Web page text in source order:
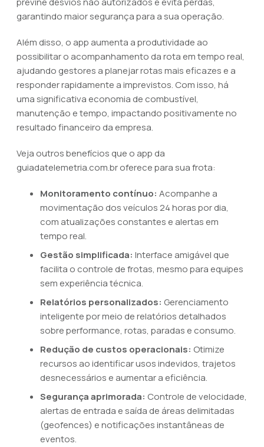
garantindo maior segurança para a sua operação.
Além disso, o app aumenta a produtividade ao
possibilitar o acompanhamento da rota em tempo real,
ajudando gestores a planejar rotas mais eficazes e a
responder rapidamente a imprevistos. Com isso, há
uma significativa economia de combustível,
manutenção e tempo, impactando positivamente no
resultado financeiro da empresa.
Veja outros benefícios que o app da
guiadatelemetria.com.br oferece para sua frota:
Monitoramento contínuo: Acompanhe a
movimentação dos veículos 24 horas por dia,
com atualizações constantes e alertas em
tempo real.
Gestão simplificada: Interface amigável que
facilita o controle de frotas, mesmo para equipes
sem experiência técnica.
Relatórios personalizados: Gerenciamento
inteligente por meio de relatórios detalhados
sobre performance, rotas, paradas e consumo.
Redução de custos operacionais: Otimize
recursos ao identificar usos indevidos, trajetos
desnecessários e aumentar a eficiência.
Segurança aprimorada: Controle de velocidade,
alertas de entrada e saída de áreas delimitadas
(geofences) e notificações instantâneas de
eventos.